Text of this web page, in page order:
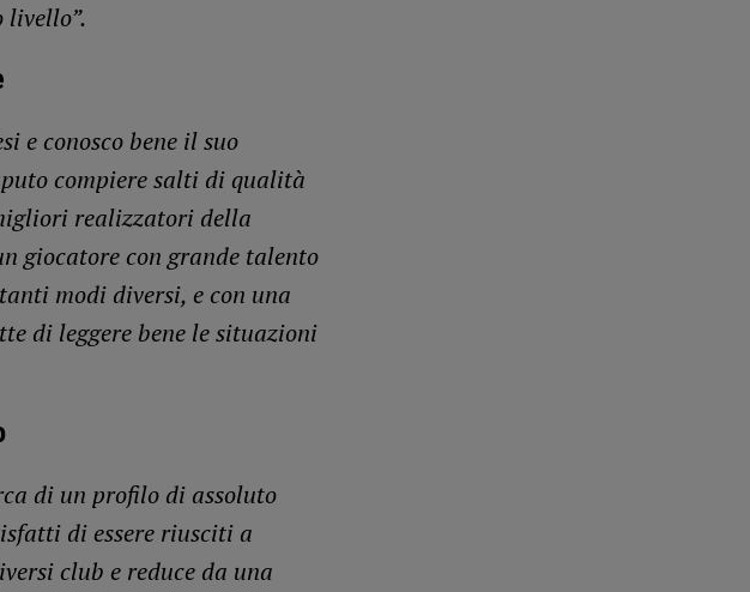
e conosco bene il suo
compiere salti di qualità
realizzatori della
giocatore con grande talento
modi diversi, e con una
di leggere bene le situazioni
di un profilo di assoluto
di essere riusciti a
club e reduce da una